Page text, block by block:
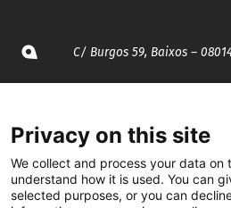
C/ Burgos 59, Baixos –
935 120 481
@CGTCatalunya
Privacy on this site
We collect and process your data on
understand how it is used. You can
selected purposes, or you can